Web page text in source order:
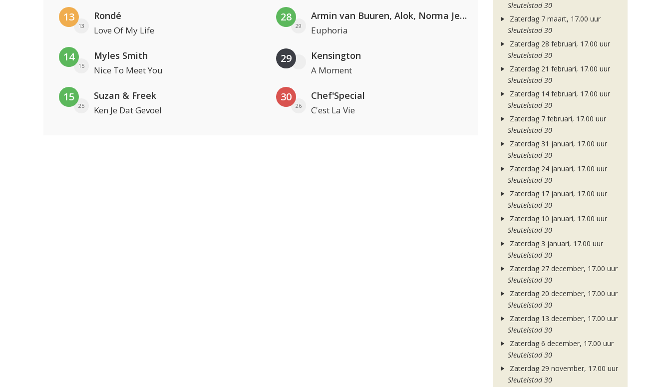
13
13
Rondé
Love Of My Life
14
15
Myles Smith
Nice To Meet You
15
25
Suzan & Freek
Ken Je Dat Gevoel
28
29
Armin van Buuren, Alok, Norma Jean Martine & LAWRENT
Euphoria
29 Kensington
A Moment
30
26
Chef'Special
C'est La Vie
Sleutelstad 30
Zaterdag 7 maart, 17.00 uur
Sleutelstad 30
Zaterdag 28 februari, 17.00 uur
Sleutelstad 30
Zaterdag 21 februari, 17.00 uur
Sleutelstad 30
Zaterdag 14 februari, 17.00 uur
Sleutelstad 30
Zaterdag 7 februari, 17.00 uur
Sleutelstad 30
Zaterdag 31 januari, 17.00 uur
Sleutelstad 30
Zaterdag 24 januari, 17.00 uur
Sleutelstad 30
Zaterdag 17 januari, 17.00 uur
Sleutelstad 30
Zaterdag 10 januari, 17.00 uur
Sleutelstad 30
Zaterdag 3 januari, 17.00 uur
Sleutelstad 30
Zaterdag 27 december, 17.00 uur
Sleutelstad 30
Zaterdag 20 december, 17.00 uur
Sleutelstad 30
Zaterdag 13 december, 17.00 uur
Sleutelstad 30
Zaterdag 6 december, 17.00 uur
Sleutelstad 30
Zaterdag 29 november, 17.00 uur
Sleutelstad 30